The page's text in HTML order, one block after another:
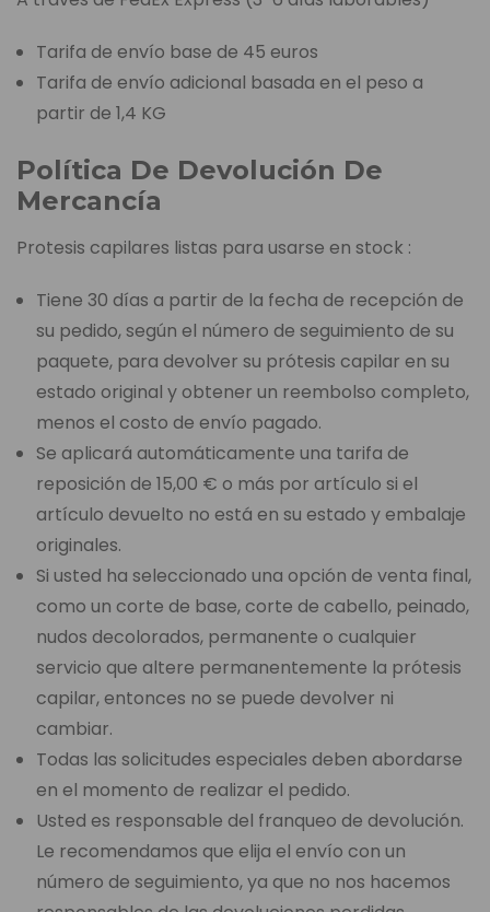
Tarifa de envío base de 45 euros
Tarifa de envío adicional basada en el peso a
partir de 1,4 KG
Política De Devolución De
Mercancía
Protesis capilares listas para usarse en stock :
Tiene 30 días a partir de la fecha de recepción de
su pedido, según el número de seguimiento de su
paquete, para devolver su prótesis capilar en su
estado original y obtener un reembolso completo,
menos el costo de envío pagado.
Se aplicará automáticamente una tarifa de
reposición de 15,00 € o más por artículo si el
artículo devuelto no está en su estado y embalaje
originales.
Si usted ha seleccionado una opción de venta final,
como un corte de base, corte de cabello, peinado,
nudos decolorados, permanente o cualquier
servicio que altere permanentemente la prótesis
capilar, entonces no se puede devolver ni
cambiar.
Todas las solicitudes especiales deben abordarse
en el momento de realizar el pedido.
Usted es responsable del franqueo de devolución.
Le recomendamos que elija el envío con un
número de seguimiento, ya que no nos hacemos